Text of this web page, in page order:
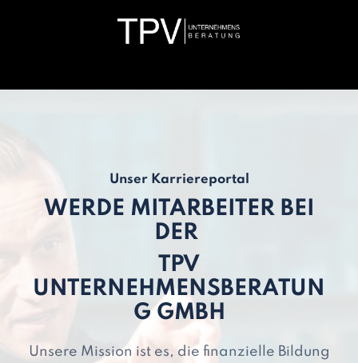
Unser Karriereportal
WERDE MITARBEITER BEI
DER
TPV
UNTERNEHMENSBERATUN
G GMBH
Unsere Mission ist es, die finanzielle Bildung